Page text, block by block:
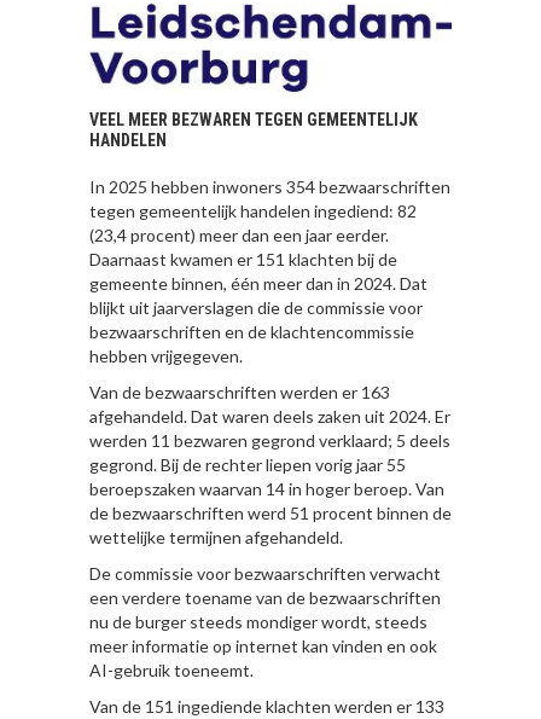
VEEL MEER BEZWAREN TEGEN GEMEENTELIJK
HANDELEN
In 2025 hebben inwoners 354 bezwaarschriften
tegen gemeentelijk handelen ingediend: 82
(23,4 procent) meer dan een jaar eerder.
Daarnaast kwamen er 151 klachten bij de
gemeente binnen, één meer dan in 2024. Dat
blijkt uit jaarverslagen die de commissie voor
bezwaarschriften en de klachtencommissie
hebben vrijgegeven.
Van de bezwaarschriften werden er 163
afgehandeld. Dat waren deels zaken uit 2024. Er
werden 11 bezwaren gegrond verklaard; 5 deels
gegrond. Bij de rechter liepen vorig jaar 55
beroepszaken waarvan 14 in hoger beroep. Van
de bezwaarschriften werd 51 procent binnen de
wettelijke termijnen afgehandeld.
De commissie voor bezwaarschriften verwacht
een verdere toename van de bezwaarschriften
nu de burger steeds mondiger wordt, steeds
meer informatie op internet kan vinden en ook
AI-gebruik toeneemt.
Van de 151 ingediende klachten werden er 133